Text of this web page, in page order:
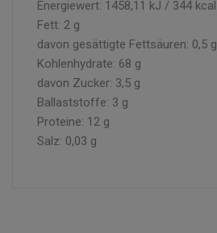
Energiewert: 1458,11 kJ / 344 kcal
Fett: 2 g
davon gesättigte Fettsäuren: 0,5 g
Kohlenhydrate: 68 g
davon Zucker: 3,5 g
Ballaststoffe: 3 g
Proteine: 12 g
Salz: 0,03 g